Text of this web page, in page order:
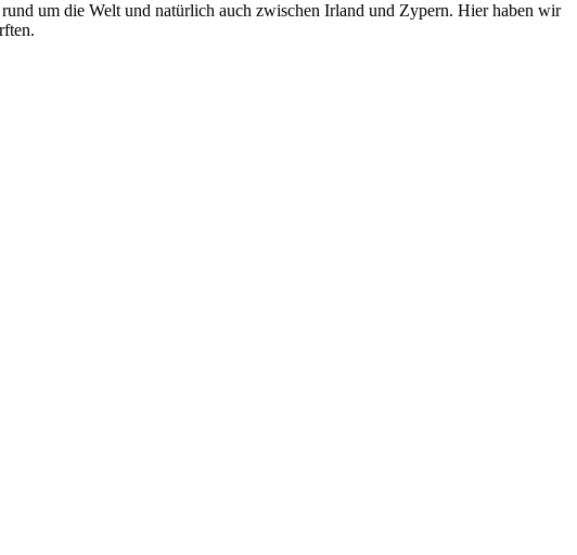
um die Welt und natürlich auch zwischen Irland und Zypern. Hier haben wir